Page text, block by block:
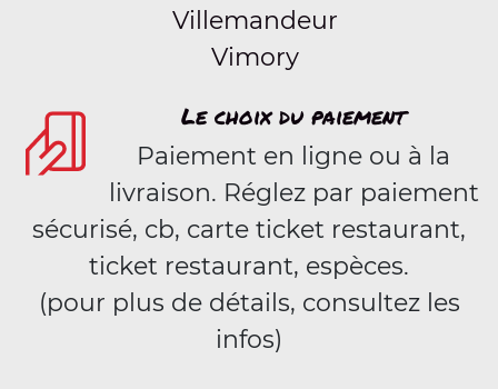
Villemandeur
Vimory
Le choix du paiement
Paiement en ligne ou à la
livraison. Réglez par paiement
sécurisé, cb, carte ticket restaurant,
ticket restaurant, espèces.
(pour plus de détails, consultez les
infos)